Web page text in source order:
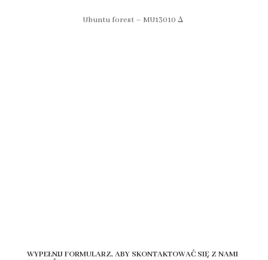
Ubuntu forest – MU13010 Δ
WYPEŁNIJ FORMULARZ, ABY SKONTAKTOWAĆ SIĘ Z NAMI